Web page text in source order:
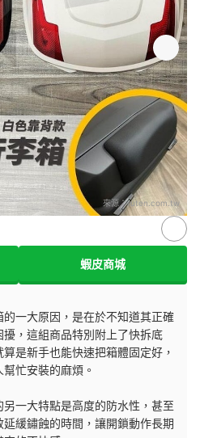
來源：ruten.com.tw
蝦皮商城
一大原因，是在於不知道其正確
，這組商品特別附上了快拆底
是新手也能快速把箱體固定好，
忙安裝的麻煩。
一大特點是高度的防水性，甚至
緩鏽蝕的時間，讓開鎖動作長期